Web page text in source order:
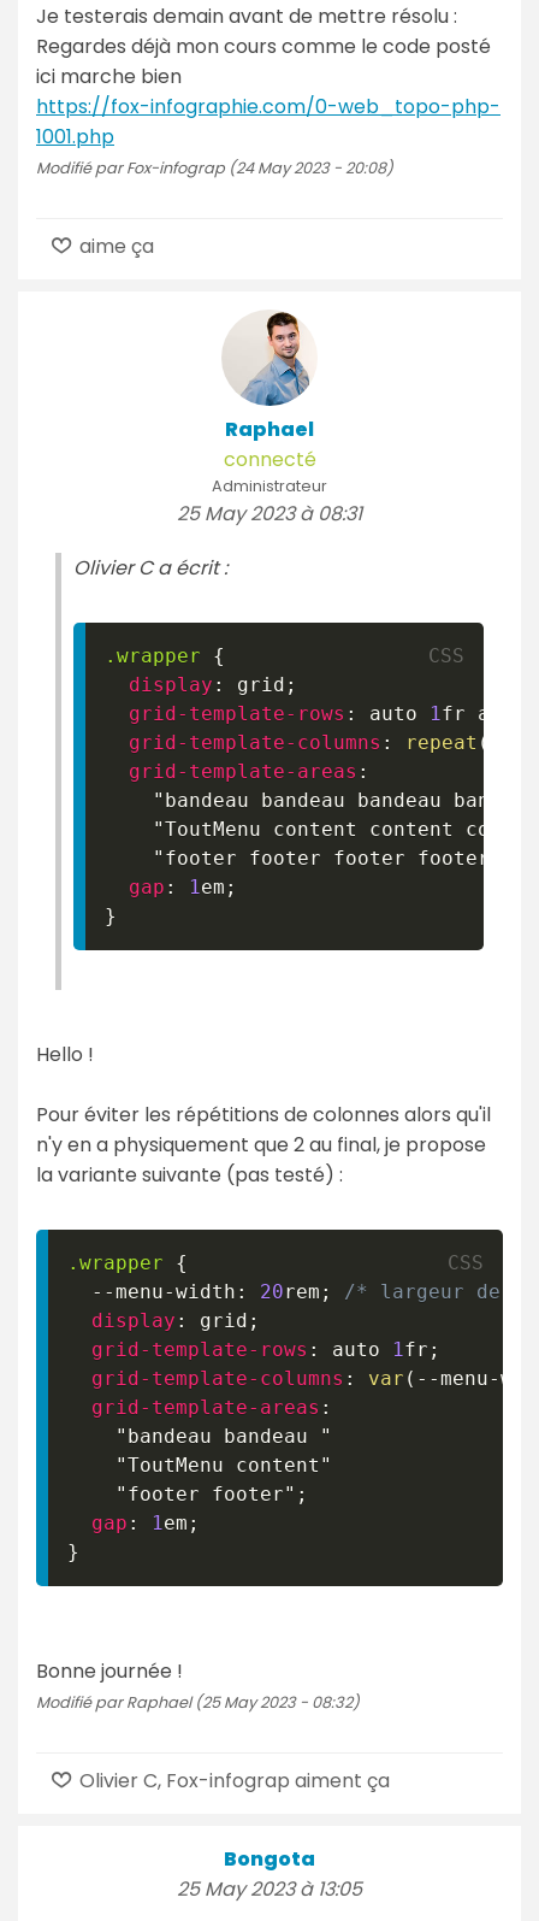
Je testerais demain avant de mettre résolu :
Regardes déjà mon cours comme le code posté
ici marche bien
https://fox-infographie.com/0-web_topo-php-
1001.php
Modifié par Fox-infograp (24 May 2023 - 20:08)
aime ça
Raphael
connecté
Administrateur
25 May 2023 à 08:31
Olivier C a écrit :
.wrapper
{
display : grid ;
grid-template-rows : auto 1 fr auto
grid-template-columns : repeat (
grid-template-areas :
"bandeau bandeau bandeau
"ToutMenu content content
"footer footer footer footer
gap : 1 em ;
}
Hello !
Pour éviter les répétitions de colonnes alors qu'il
n'y en a physiquement que 2 au final, je propose
la variante suivante (pas testé) :
.wrapper
{
--menu-width : 20rem ;
/* largeur de
display : grid ;
grid-template-rows : auto 1 fr ;
grid-template-columns : var ( --menu-
grid-template-areas :
"bandeau bandeau "
"ToutMenu content"
"footer footer" ;
gap : 1 em ;
}
Bonne journée !
Modifié par Raphael (25 May 2023 - 08:32)
Olivier C, Fox-infograp aiment ça
Bongota
25 May 2023 à 13:05